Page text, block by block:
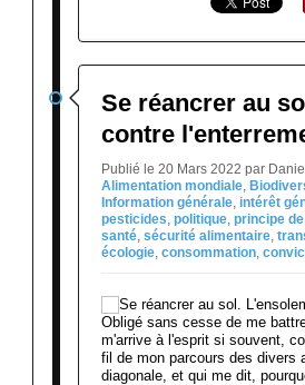
Se réancrer au
contre
Publié le 20 Mars 2022 par
Alimentation mondiale,
Information générale, intérêt
pesticides, politique, principe
santé, sécurité alimentaire,
écologie, consommation,
Obligé sans cesse de me
m'arrive à l'esprit si souvent,
fil de mon parcours des divers
diagonale, et qui me dit,